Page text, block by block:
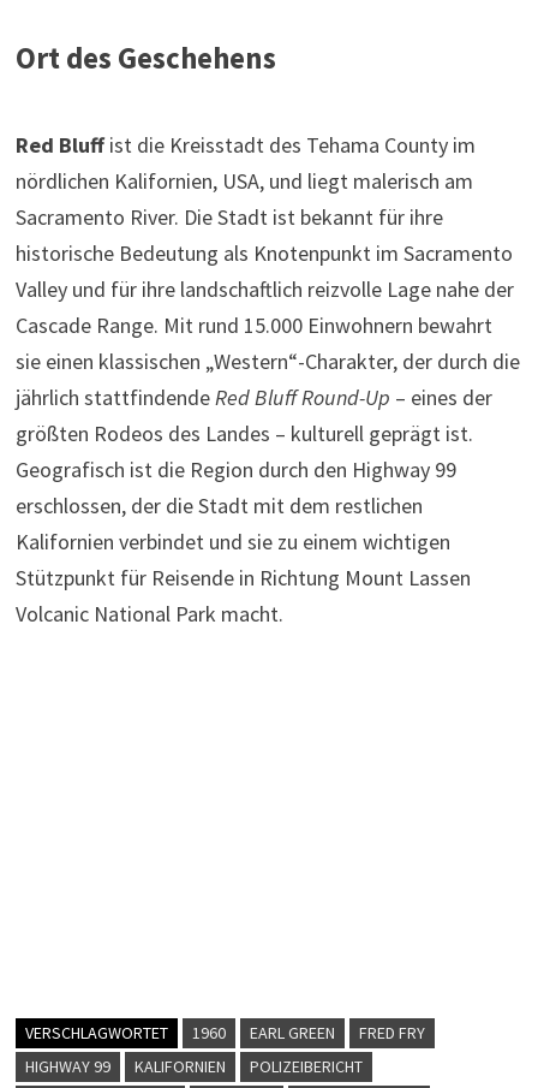
Ort des Geschehens
Red Bluffist die Kreisstadt des Tehama County im
nördlichen Kalifornien, USA, und liegt malerisch am
Sacramento River. Die Stadt ist bekannt für ihre
historische Bedeutung als Knotenpunkt im Sacramento
Valley und für ihre landschaftlich reizvolle Lage nahe der
Cascade Range. Mit rund 15.000 Einwohnern bewahrt
sie einen klassischen „Western“-Charakter, der durch die
jährlich stattfindendeRed Bluff Round-Up – eines der
größten Rodeos des Landes – kulturell geprägt ist.
Geografisch ist die Region durch den Highway 99
erschlossen, der die Stadt mit dem restlichen
Kalifornien verbindet und sie zu einem wichtigen
Stützpunkt für Reisende in Richtung Mount Lassen
Volcanic National Park macht.
VERSCHLAGWORTET 1960 EARL GREEN
FRED FRY
HIGHWAY 99
KALIFORNIEN
POLIZEIBERICHT